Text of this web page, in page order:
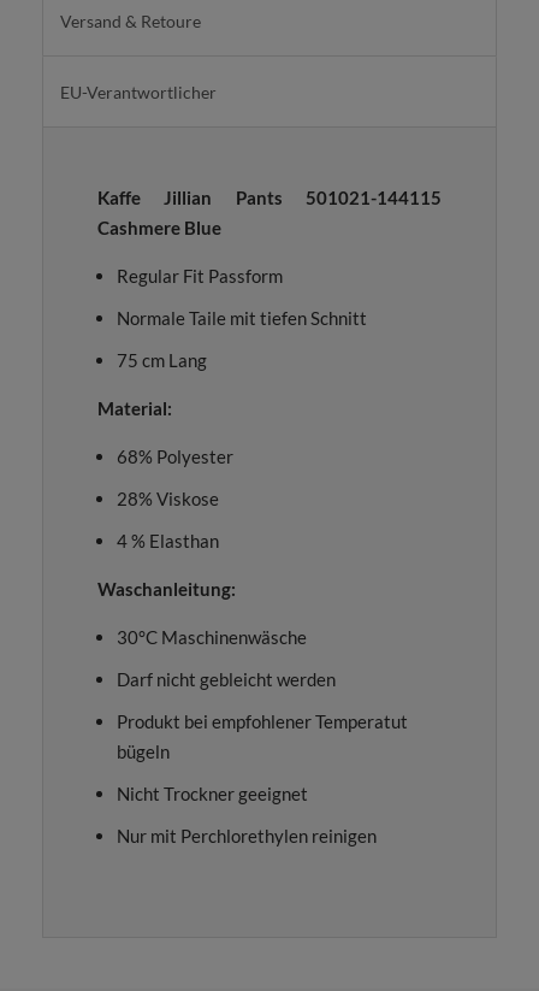
Versand & Retoure
EU-Verantwortlicher
Kaffe Jillian Pants 501021-144115
Cashmere Blue
Regular Fit Passform
Normale Taile mit tiefen Schnitt
75 cm Lang
Material:
68% Polyester
28% Viskose
4 % Elasthan
Waschanleitung:
30°C Maschinenwäsche
Darf nicht gebleicht werden
Produkt bei empfohlener Temperatut
bügeln
Nicht Trockner geeignet
Nur mit Perchlorethylen reinigen